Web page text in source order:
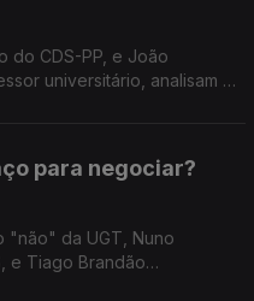
do CDS-PP, e João
universitário, analisam o
para negociar?
"não" da UGT, Nuno
e Tiago Brandão